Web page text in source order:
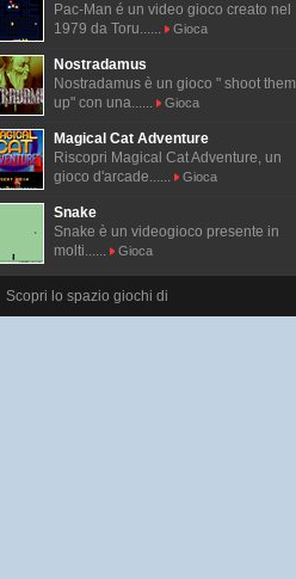
Pac-Man é un video gioco creato nel
1979 da Toru......
Gioca
Nostradamus
Nostradamus è un gioco " shoot them
up" con una......
Gioca
Magical Cat Adventure
Riscopri Magical Cat Adventure, un
gioco d'arcade......
Gioca
Snake
Snake è un videogioco presente in
molti......
Gioca
Scopri lo spazio giochi di